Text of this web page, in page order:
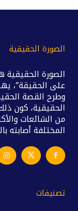
الصورة الحقيقية
الصورة الحقيقية
على الحقيقة”،
وطرح القصة
الحقيقية، كون
من الشائعات
المختلفة أصابته
تصنيفات